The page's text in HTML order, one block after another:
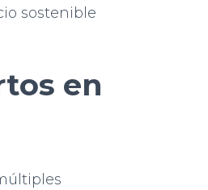
sostenible
en